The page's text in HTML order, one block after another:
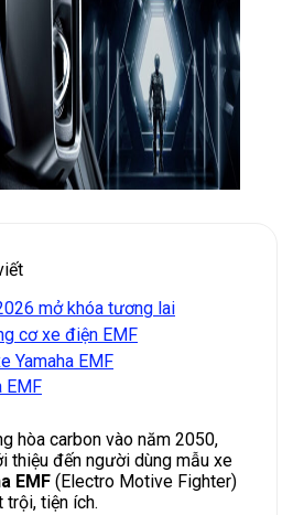
mở khóa tương lai
cơ xe điện EMF
Yamaha EMF
EMF
hòa carbon vào năm 2050,
thiệu đến người dùng mẫu xe
EMF (Electro Motive Fighter)
trội, tiện ích.